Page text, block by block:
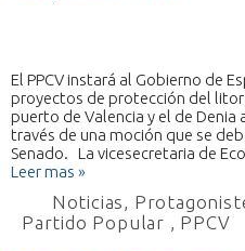
El PPCV instará al Gobierno de
proyectos de protección del
puerto de Valencia y el de Denia
través de una moción que se
Senado. La vicesecretaria de
Leer mas »
Noticias,
Partido Popular , PPCV